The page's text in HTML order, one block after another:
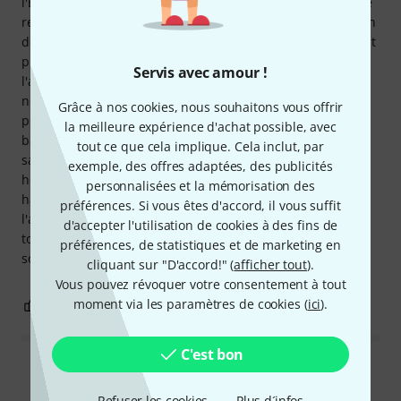
Servis avec amour !
Grâce à nos cookies, nous souhaitons vous offrir
la meilleure expérience d'achat possible, avec
tout ce que cela implique. Cela inclut, par
exemple, des offres adaptées, des publicités
personnalisées et la mémorisation des
préférences. Si vous êtes d'accord, il vous suffit
d'accepter l'utilisation de cookies à des fins de
préférences, de statistiques et de marketing en
cliquant sur "D'accord!" (afficher tout).
Vous pouvez révoquer votre consentement à tout
moment via les paramètres de cookies (ici).
C'est bon
rembourrage généreux offre immédiatement une sensation
de sécurité pendant le transport. Un atout particulièrement
pratique : la poche latérale accueille facilement
l'alimentation et le support Era Tilt Stand. Ainsi, tout le
nécessaire est réuni dans une seule housse. Le confort de
portage est également excellent. Grâce à la large
bandoulière, l'ampli se porte confortablement à l'épaule
sans aucune gêne. Et comme si cela ne suffisait pas, la
housse est tout simplement magnifique. Fonctionnelle, de
haute qualité et parfaitement assortie à l'Era C : voilà
l'accessoire d'origine idéal. Je la recommande vivement à
tous ceux qui transportent régulièrement leur Era C et
souhaitent en profiter longtemps.
0 SIGNALER L'ÉVALUATION
Lire toutes les évaluations